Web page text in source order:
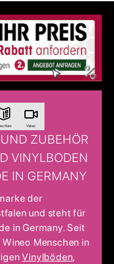
Video
ZUBEHÖR
VINYLBODEN
IN GERMANY
der
und steht für
in Germany. Seit
Menschen in
Vinylböden,